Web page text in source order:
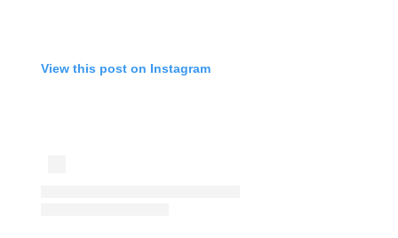
View this post on Instagram